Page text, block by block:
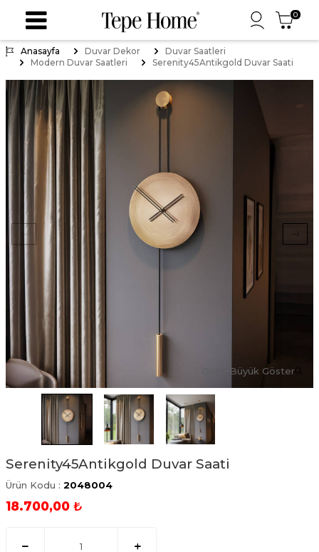
0
Anasayfa Duvar Dekor
Duvar Saatleri
Modern Duvar Saatleri
Serenity45Antikgold Duvar Saati
Daha Büyük Göster
Serenity45Antikgold Duvar Saati
Ürün Kodu : 2048004
18.700,00 ₺